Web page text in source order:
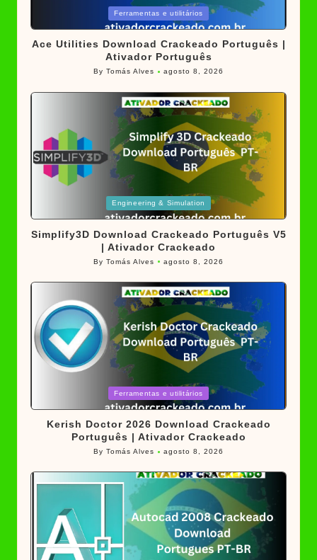
in
Ferramentas e utilitários
Ace Utilities Download Crackeado Português |
Ativador Português
Posted
ByTomás Alves agosto 8, 2026
in
Engineering & Simulation
Simplify3D Download Crackeado Português V5
| Ativador Crackeado
Posted
ByTomás Alves agosto 8, 2026
in
Ferramentas e utilitários
Kerish Doctor 2026 Download Crackeado
Português | Ativador Crackeado
Posted
ByTomás Alves agosto 8, 2026